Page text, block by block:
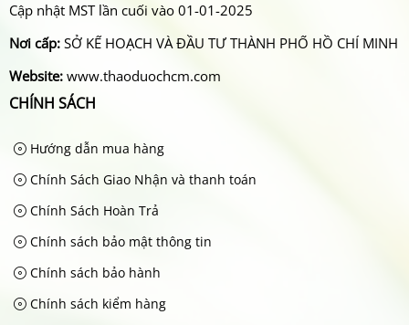
Cập nhật MST lần cuối vào 01-01-2025
Nơi cấp: SỞ KẾ HOẠCH VÀ ĐẦU TƯ THÀNH PHỐ HỒ CHÍ MINH
Website: www.thaoduochcm.com
CHÍNH SÁCH
Hướng dẫn mua hàng
Chính Sách Giao Nhận và thanh toán
Chính Sách Hoàn Trả
Chính sách bảo mật thông tin
Chính sách bảo hành
Chính sách kiểm hàng